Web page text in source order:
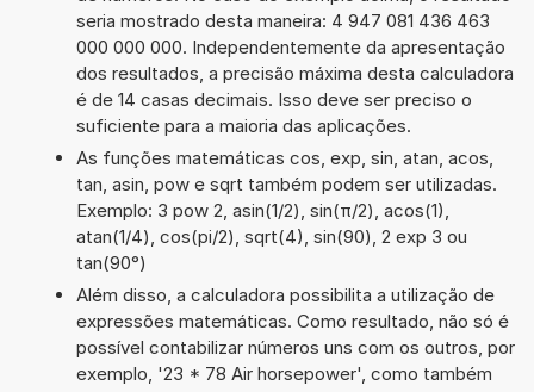
seria mostrado desta maneira: 4 947 081 436 463
000 000 000. Independentemente da apresentação
dos resultados, a precisão máxima desta calculadora
é de 14 casas decimais. Isso deve ser preciso o
suficiente para a maioria das aplicações.
As funções matemáticas cos, exp, sin, atan, acos,
tan, asin, pow e sqrt também podem ser utilizadas.
Exemplo: 3 pow 2, asin(1/2), sin(π/2), acos(1),
atan(1/4), cos(pi/2), sqrt(4), sin(90), 2 exp 3 ou
tan(90°)
Além disso, a calculadora possibilita a utilização de
expressões matemáticas. Como resultado, não só é
possível contabilizar números uns com os outros, por
exemplo, '23 * 78 Air horsepower', como também